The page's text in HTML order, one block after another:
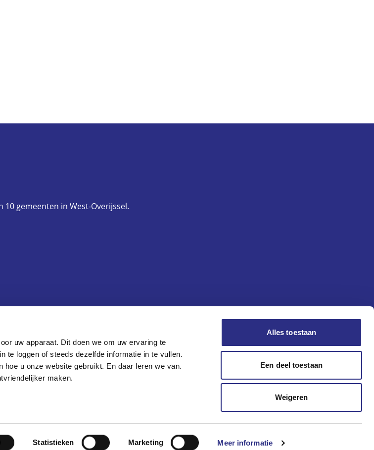
uw apparaat. Dit doen we om uw ervaring te
te loggen of steeds dezelfde informatie in te vullen.
u onze website gebruikt. En daar leren we van.
maken.
Statistieken Marketing Meer informatie
Alles toestaan
Een deel toestaan
Weigeren
10 gemeenten in West-Overijssel.